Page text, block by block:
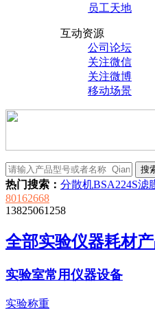
员工天地
互动资源
公司论坛
关注微信
关注微博
移动场景
热门搜索： 分散机BSA224S滤
80162668
13825061258
全部实验仪器耗材
实验室常用仪器设备
实验称重